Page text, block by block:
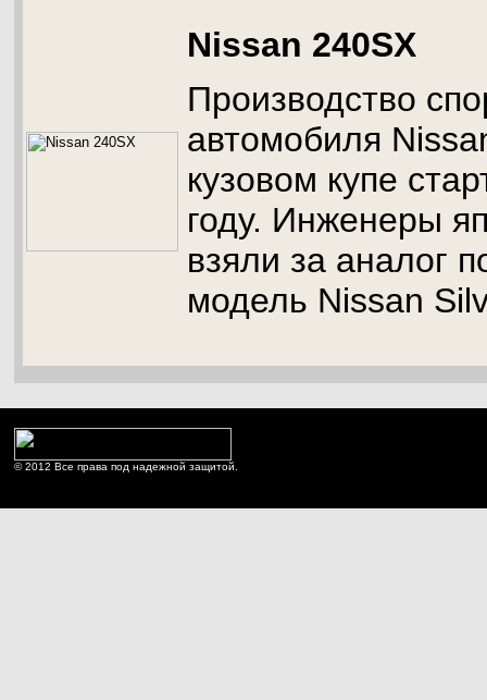
Nissan 240SX
Производство
автомобиля
кузовом купе
году. Инженеры
взяли за аналог
модель Nissan
© 2012 Все права под надежной защитой.